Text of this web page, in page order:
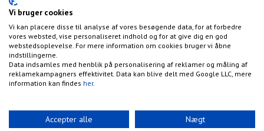
Vi bruger cookies
Vi kan placere disse til analyse af vores besøgende data, for at forbedre
vores websted, vise personaliseret indhold og for at give dig en god
webstedsoplevelse. For mere information om cookies bruger vi åbne
indstillingerne.
Data indsamles med henblik på personalisering af reklamer og måling af
reklamekampagners effektivitet. Data kan blive delt med Google LLC, mere
information kan findes her.
Accepter alle Nægt